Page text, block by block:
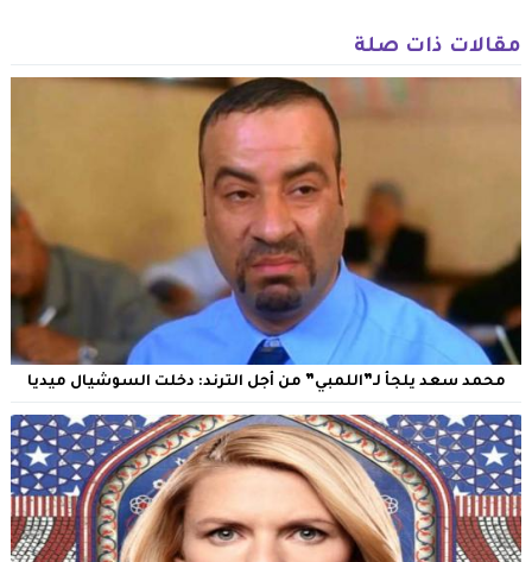
مقالات ذات صلة
محمد سعد يلجأ لـ”اللمبي” من أجل الترند: دخلت السوشيال ميديا